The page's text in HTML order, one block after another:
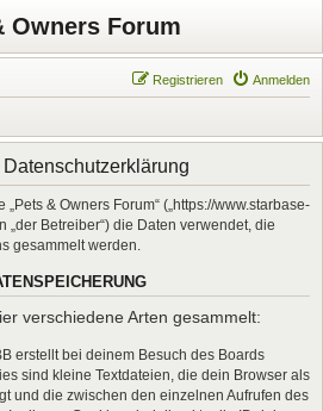
Owners Forum
Anmelden
Registrieren
& Owners Forum“ („https://www.starbase-
„der Betreiber“) die Daten verwendet, die
gesammelt werden.
verschiedene Arten gesammelt:
erstellt bei deinem Besuch des Boards
sind kleine Textdateien, die dein Browser als
und die zwischen den einzelnen Aufrufen des